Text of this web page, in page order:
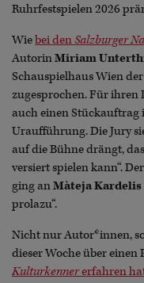
Ruhrfestspielen 2026
Wiebei denSalzburger
AutorinMiriam
Schauspielhaus Wien der
zugesprochen. Für
auch einen Stückauftrag
Uraufführung. Die Jury
auf die Bühne drängt,
versiert spielen kann“.
ging anMàteja Kardelis
prolazu“.
Nicht nur Autor*innen,
dieser Woche über einen
Kulturkennererfahren